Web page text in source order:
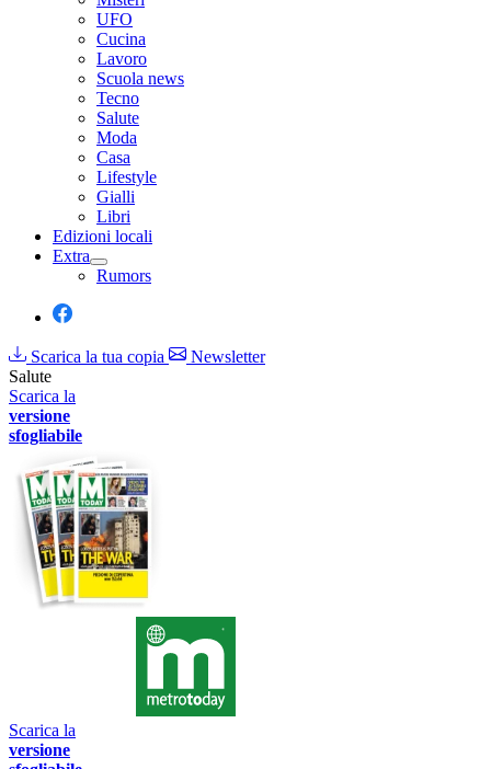
UFO
Cucina
Lavoro
Scuola news
Tecno
Salute
Moda
Casa
Lifestyle
Gialli
Libri
Edizioni locali
Extra
Rumors
Scarica la tua copia
Newsletter
Salute
Scarica la
versione
sfogliabile
Scarica la
versione